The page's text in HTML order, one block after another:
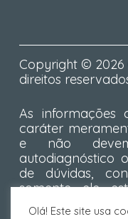
Copyright © 2026
direitos
As informações
caráter
e não
autodiagnóstico
de dúvidas,
somente ele
formulação do
Olá! Este site usa